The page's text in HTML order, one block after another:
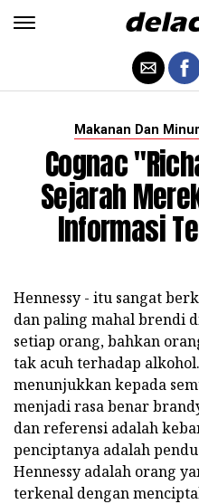
Makanan Dan
Cognac
Sejarah
Informasi
Hennessy - itu sangat
dan paling mahal brendi
setiap orang, bahkan
tak acuh terhadap
menunjukkan kepada
menjadi rasa benar
dan referensi adalah
penciptanya adalah
Hennessy adalah orang
terkenal dengan